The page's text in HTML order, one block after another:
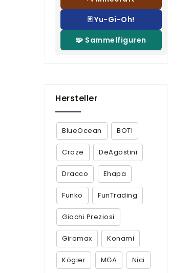
🃏 Yu-Gi-Oh!
🧩 Sammelfiguren
Hersteller
BlueOcean BOTI
Craze DeAgostini
Dracco Ehapa
Funko FunTrading
Giochi Preziosi
Giromax Konami
Kögler MGA Nici